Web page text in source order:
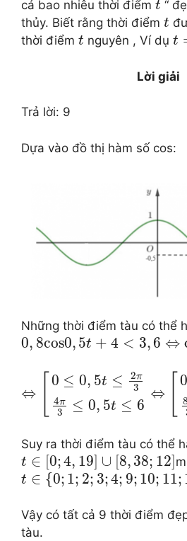
cả bao nhiêu thời điểm t “
thủy. Biết rằng thời điểm t
thời điểm t nguyên , Ví dụ t
Lời giải
Trả lời: 9
Dựa vào đồ thị hàm số cos:
Những thời điểm tàu có thể
0, 8cos0, 5t + 4 < 3, 6 ⇔
⇔
0 ≤ 0, 5t ≤ 2π
3
4π
3 ≤ 0, 5t ≤ 6
⇔
0
8
Suy ra thời điểm tàu có thể
t ∈ [0;4, 19] ∪ [8, 38; 12]
t ∈ {0; 1; 2; 3;4; 9; 10; 11;
Vậy có tất cả 9 thời điểm
tàu.